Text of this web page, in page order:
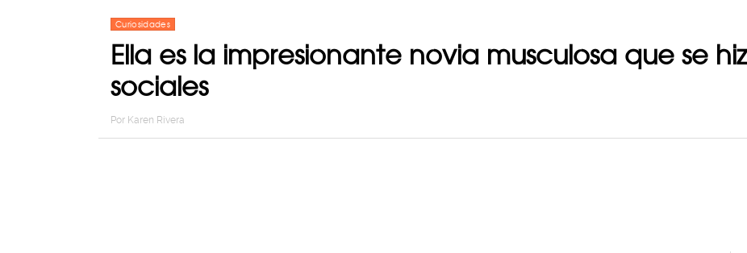
Curiosidades
Ella es la impresionante novia musculosa que se
sociales
Por Karen Rivera